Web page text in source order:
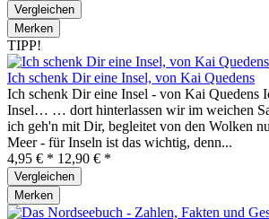
Vergleichen
Merken
TIPP!
Ich schenk Dir eine Insel, von Kai Quedens
Ich schenk Dir eine Insel - von Kai Quedens
Insel… … dort hinterlassen wir im weichen
ich geh'n mit Dir, begleitet von den Wolken
Meer - für Inseln ist das wichtig, denn...
4,95 € * 12,90 € *
Vergleichen
Merken